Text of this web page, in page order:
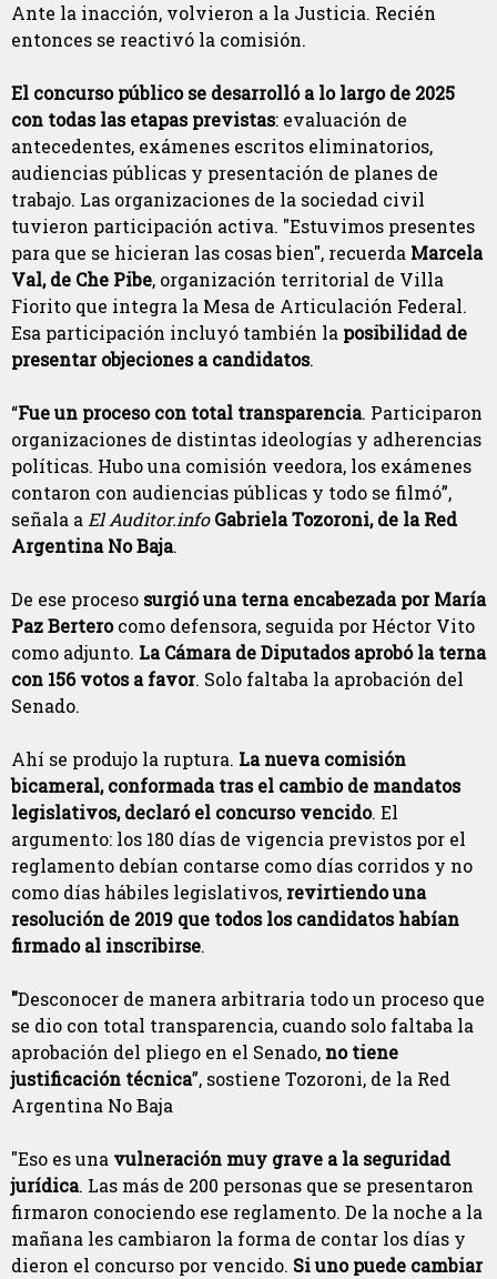
Ante la inacción, volvieron a la Justicia. Recién
entonces se reactivó la comisión.
El concurso público se desarrolló a lo largo de 2025
con todas las etapas previstas: evaluación de
antecedentes, exámenes escritos eliminatorios,
audiencias públicas y presentación de planes de
trabajo. Las organizaciones de la sociedad civil
tuvieron participación activa. "Estuvimos presentes
para que se hicieran las cosas bien", recuerda Marcela
Val, de Che Pibe, organización territorial de Villa
Fiorito que integra la Mesa de Articulación Federal.
Esa participación incluyó también la posibilidad de
presentar objeciones a candidatos.
“Fue un proceso con total transparencia. Participaron
organizaciones de distintas ideologías y adherencias
políticas. Hubo una comisión veedora, los exámenes
contaron con audiencias públicas y todo se filmó”,
señala aEl Auditor.info Gabriela Tozoroni, de la Red
Argentina No Baja.
De ese proceso surgió una terna encabezada por María
Paz Berterocomo defensora, seguida por Héctor Vito
como adjunto. La Cámara de Diputados aprobó la terna
con 156 votos a favor. Solo faltaba la aprobación del
Senado.
Ahí se produjo la ruptura. La nueva comisión
bicameral, conformada tras el cambio de mandatos
legislativos, declaró el concurso vencido. El
argumento: los 180 días de vigencia previstos por el
reglamento debían contarse como días corridos y no
como días hábiles legislativos, revirtiendo una
resolución de 2019 que todos los candidatos habían
firmado al inscribirse.
"Desconocer de manera arbitraria todo un proceso que
se dio con total transparencia, cuando solo faltaba la
aprobación del pliego en el Senado, no tiene
justificación técnica”, sostiene Tozoroni, de la Red
Argentina No Baja
"Eso es una vulneración muy grave a la seguridad
jurídica. Las más de 200 personas que se presentaron
firmaron conociendo ese reglamento. De la noche a la
mañana les cambiaron la forma de contar los días y
dieron el concurso por vencido. Si uno puede cambiar